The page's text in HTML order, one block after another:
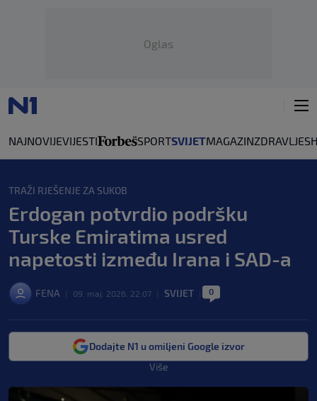
Oglas
NAJNOVIJEVIJESTI SPORTSVIJETMAGAZINZDRAVLJE
TRAŽI RJEŠENJE ZA SUKOB
Erdogan potvrdio podršku
Turske Emiratima usred
napetosti između Irana i SAD-a
FENA 09. maj. 2026. 22:07 SVIJET 0
Dodajte N1 u omiljeni Google izvor
Više